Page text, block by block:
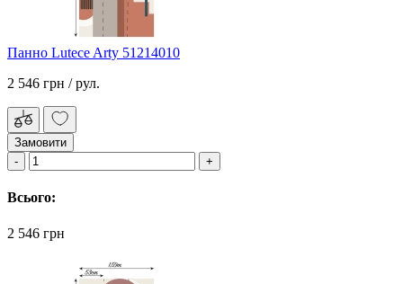
Панно Lutece Arty 51214010
2 546 грн / рул.
Замовити
Всього:
2 546 грн